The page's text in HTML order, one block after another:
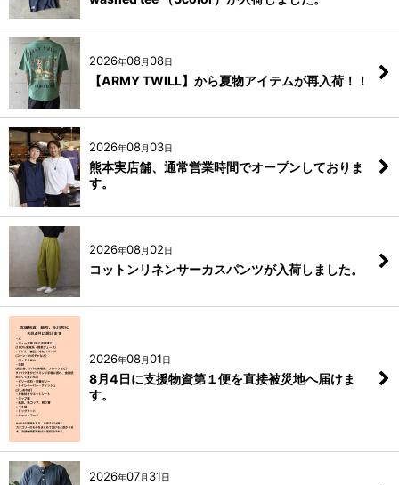
2026年08月08日
【ARMY TWILL】から夏物アイテムが再入荷！！
2026年08月03日
熊本実店舗、通常営業時間でオープンしておりま
す。
2026年08月02日
コットンリネンサーカスパンツが入荷しました。
2026年08月01日
8月4日に支援物資第１便を直接被災地へ届けま
す。
2026年07月 31日